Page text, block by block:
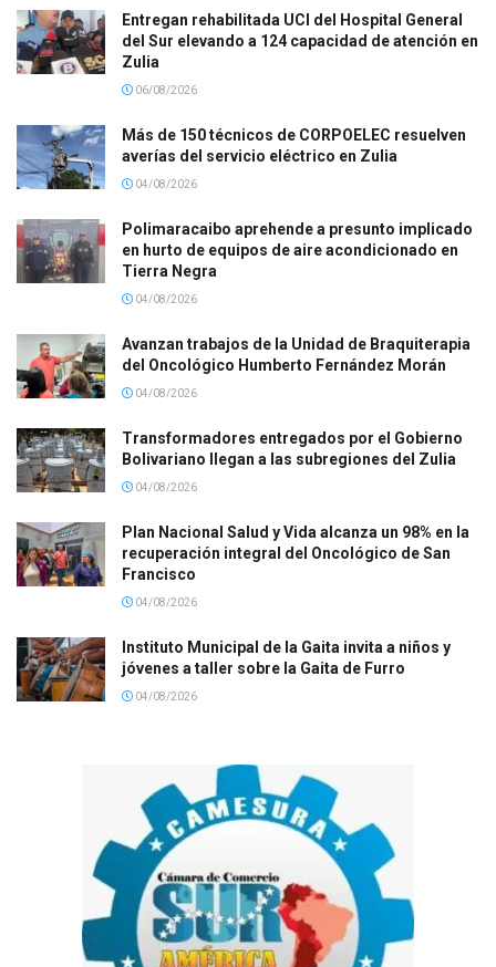
Entregan rehabilitada UCI del Hospital General
del Sur elevando a 124 capacidad de atención en
Zulia
06/08/2026
Más de 150 técnicos de CORPOELEC resuelven
averías del servicio eléctrico en Zulia
04/08/2026
Polimaracaibo aprehende a presunto implicado
en hurto de equipos de aire acondicionado en
Tierra Negra
04/08/2026
Avanzan trabajos de la Unidad de Braquiterapia
del Oncológico Humberto Fernández Morán
04/08/2026
Transformadores entregados por el Gobierno
Bolivariano llegan a las subregiones del Zulia
04/08/2026
Plan Nacional Salud y Vida alcanza un 98% en la
recuperación integral del Oncológico de San
Francisco
04/08/2026
Instituto Municipal de la Gaita invita a niños y
jóvenes a taller sobre la Gaita de Furro
04/08/2026